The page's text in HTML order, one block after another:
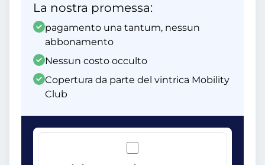
La nostra promessa:
pagamento una tantum, nessun
abbonamento
Nessun costo occulto
Copertura da parte del vintrica Mobility
Club